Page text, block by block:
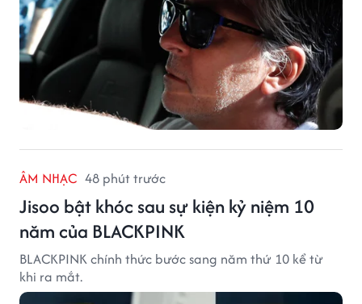
ÂM NHẠC 48 phút trước
Jisoo bật khóc sau sự kiện kỷ niệm 10
năm của BLACKPINK
BLACKPINK chính thức bước sang năm thứ 10 kể từ
khi ra mắt.